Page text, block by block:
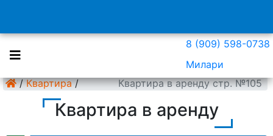
8 (909) 598-0738
Милари
/ Квартира / Квартира в аренду стр. №105
Квартира в аренду